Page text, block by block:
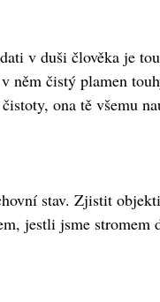
v duši člověka je
čistý plamen
ona tě všemu
stav. Zjistit
jestli jsme